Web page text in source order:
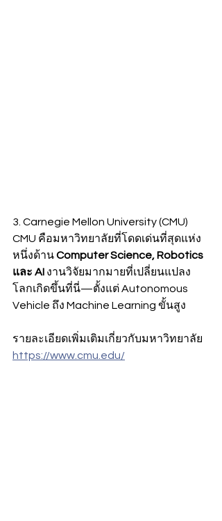
3. Carnegie Mellon University (CMU)
CMU คือมหาวิทยาลัยที่โดดเด่นที่สุดแห่ง
หนึ่งด้าน Computer Science, Robotics
และ AI งานวิจัยมากมายที่เปลี่ยนแปลง
โลกเกิดขึ้นที่นี่—ตั้งแต่ Autonomous
Vehicle ถึง Machine Learning ขั้นสูง
รายละเอียดเพิ่มเติมเกี่ยวกับมหาวิทยาลัย
https://www.cmu.edu/